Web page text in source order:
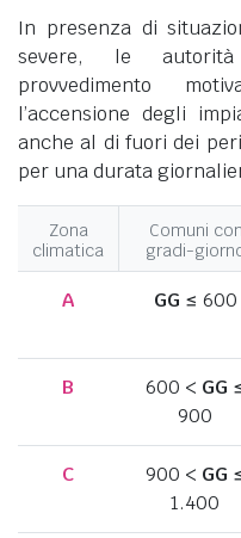
In presenza di
severe, le
provvedimento
l’accensione degli
anche al di fuori dei
per una durata
Zona
climatica
Comuni con
gradi-
A GG ≤ 600
B 600 < GG
900
C 900 < GG
1.400